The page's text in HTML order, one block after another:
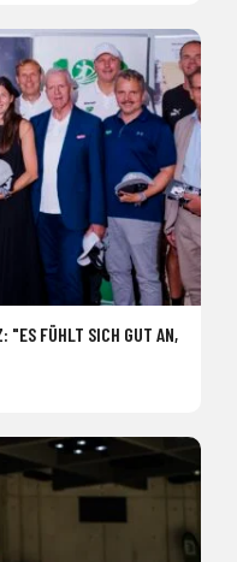
"ES FÜHLT SICH GUT AN,